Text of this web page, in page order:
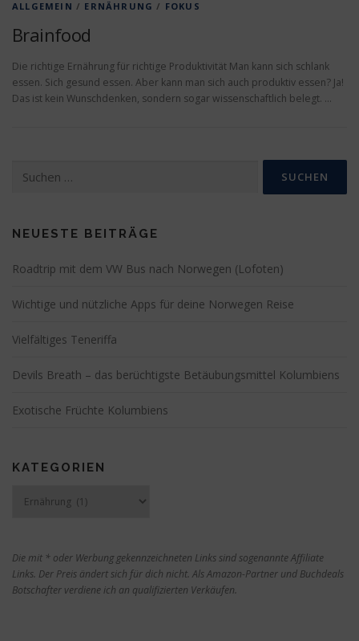
ALLGEMEIN / ERNÄHRUNG / FOKUS
Brainfood
Die richtige Ernährung für richtige Produktivität Man kann sich schlank
essen. Sich gesund essen. Aber kann man sich auch produktiv essen? Ja!
Das ist kein Wunschdenken, sondern sogar wissenschaftlich belegt. …
nach:
NEUESTE BEITRÄGE
Roadtrip mit dem VW Bus nach Norwegen (Lofoten)
Wichtige und nützliche Apps für deine Norwegen Reise
Vielfältiges Teneriffa
Devils Breath – das berüchtigste Betäubungsmittel Kolumbiens
Exotische Früchte Kolumbiens
KATEGORIEN
Die mit * oder Werbung gekennzeichneten Links sind sogenannte Affiliate
Links. Der Preis ändert sich für dich nicht. Als Amazon-Partner und Buchdeals
Botschafter verdiene ich an qualifizierten Verkäufen.